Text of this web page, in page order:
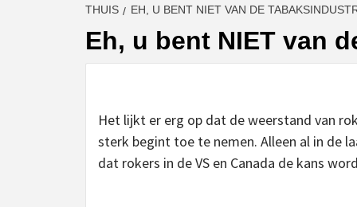
THUIS EH, U BENT NIET VAN DE
Eh, u bent NIET van
Het lijkt er erg op dat de weerstand van
sterk begint toe te nemen. Alleen al in de
dat rokers in de VS en Canada de kans